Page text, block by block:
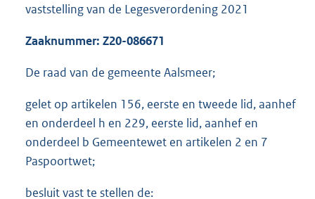
vaststelling van de Legesverordening 2021
Zaaknummer: Z20-086671
De raad van de gemeente Aalsmeer;
gelet op artikelen 156, eerste en tweede lid, aanhef
en onderdeel h en 229, eerste lid, aanhef en
onderdeel b Gemeentewet en artikelen 2 en 7
Paspoortwet;
besluit vast te stellen de: